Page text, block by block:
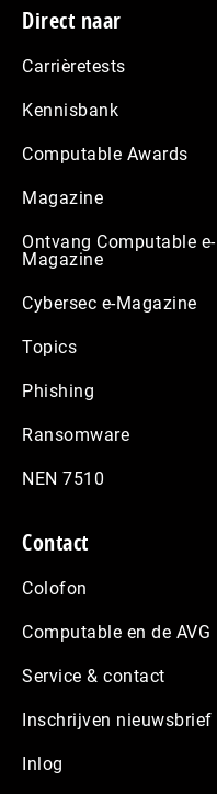
Footer
Direct naar
Carrièretests
Kennisbank
Computable Awards
Magazine
Ontvang Computable e-
Magazine
Cybersec e-Magazine
Topics
Phishing
Ransomware
NEN 7510
Contact
Colofon
Computable en de AVG
Service & contact
Inschrijven nieuwsbrief
Inlog